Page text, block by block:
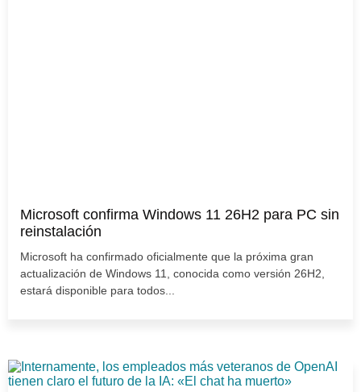
Microsoft confirma Windows 11 26H2 para PC sin
reinstalación
Microsoft ha confirmado oficialmente que la próxima gran
actualización de Windows 11, conocida como versión 26H2,
estará disponible para todos...